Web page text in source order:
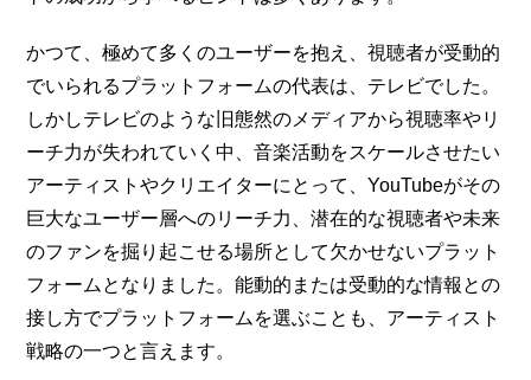
かつて、極めて多くのユーザーを抱え、視聴者が受動的
でいられるプラットフォームの代表は、テレビでした。
しかしテレビのような旧態然のメディアから視聴率やリ
ーチ力が失われていく中、音楽活動をスケールさせたい
アーティストやクリエイターにとって、YouTubeがその
巨大なユーザー層へのリーチ力、潜在的な視聴者や未来
のファンを掘り起こせる場所として欠かせないプラット
フォームとなりました。能動的または受動的な情報との
接し方でプラットフォームを選ぶことも、アーティスト
戦略の一つと言えます。